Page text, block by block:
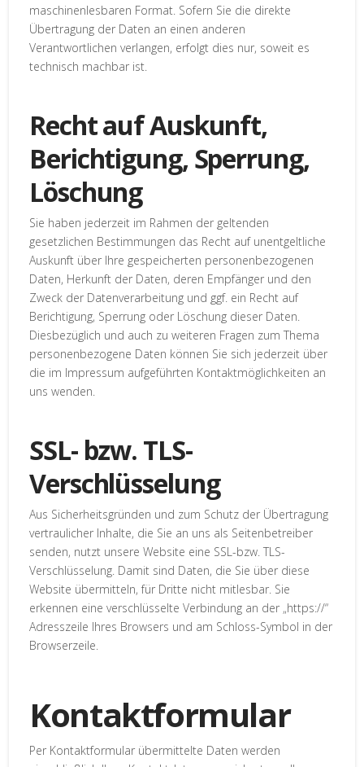
maschinenlesbaren Format. Sofern Sie die direkte
Übertragung der Daten an einen anderen
Verantwortlichen verlangen, erfolgt dies nur, soweit es
technisch machbar ist.
Recht auf Auskunft,
Berichtigung, Sperrung,
Löschung
Sie haben jederzeit im Rahmen der geltenden
gesetzlichen Bestimmungen das Recht auf unentgeltliche
Auskunft über Ihre gespeicherten personenbezogenen
Daten, Herkunft der Daten, deren Empfänger und den
Zweck der Datenverarbeitung und ggf. ein Recht auf
Berichtigung, Sperrung oder Löschung dieser Daten.
Diesbezüglich und auch zu weiteren Fragen zum Thema
personenbezogene Daten können Sie sich jederzeit über
die im Impressum aufgeführten Kontaktmöglichkeiten an
uns wenden.
SSL- bzw. TLS-
Verschlüsselung
Aus Sicherheitsgründen und zum Schutz der Übertragung
vertraulicher Inhalte, die Sie an uns als Seitenbetreiber
senden, nutzt unsere Website eine SSL-bzw. TLS-
Verschlüsselung. Damit sind Daten, die Sie über diese
Website übermitteln, für Dritte nicht mitlesbar. Sie
erkennen eine verschlüsselte Verbindung an der „https://“
Adresszeile Ihres Browsers und am Schloss-Symbol in der
Browserzeile.
Kontaktformular
Per Kontaktformular übermittelte Daten werden